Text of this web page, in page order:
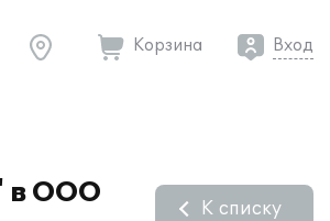
Корзина Вход
в ООО
К списку